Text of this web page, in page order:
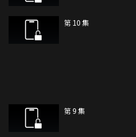
第 10 集
第 9 集